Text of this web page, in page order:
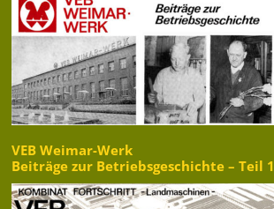
VEB Weimar-Werk
Beiträge zur Betriebsgeschichte – Teil 1